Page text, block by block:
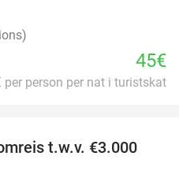
45€
per person per nat i turistskat
t.w.v. €3.000